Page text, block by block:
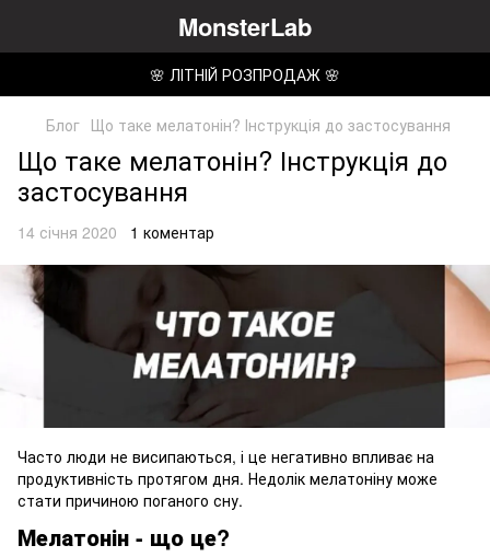
MonsterLab
🌸 ЛІТНІЙ РОЗПРОДАЖ 🌸
Блог Що таке мелатонін? Інструкція до застосування
Що таке мелатонін? Інструкція до
застосування
14 січня 2020 1 коментар
Часто люди не висипаються, і це негативно впливає на
продуктивність протягом дня. Недолік мелатоніну може
стати причиною поганого сну.
Мелатонін - що це?